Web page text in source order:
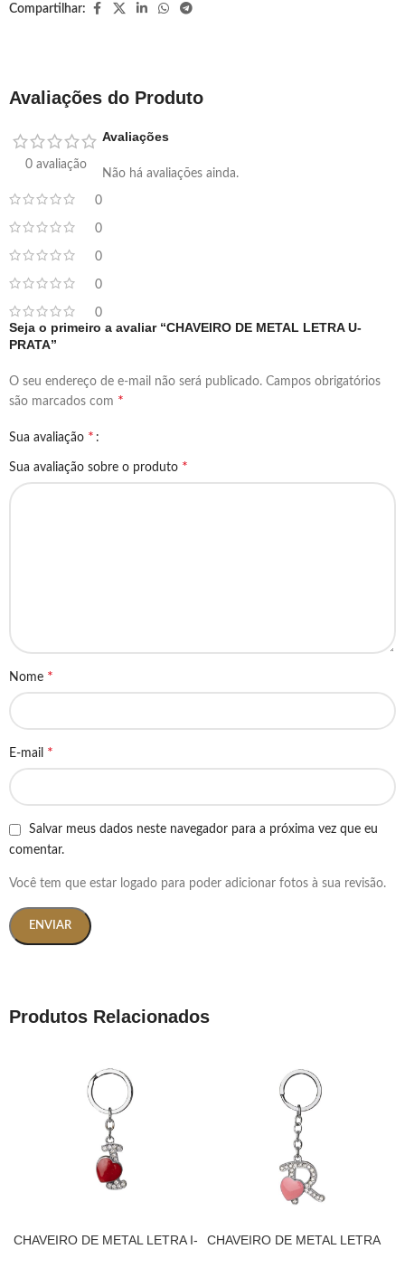
Compartilhar:
Avaliações do Produto
0 avaliação
0
0
0
0
0
Avaliações
Não há avaliações ainda.
Seja o primeiro a avaliar “CHAVEIRO DE METAL LETRA U-
PRATA”
O seu endereço de e-mail não será publicado. Campos obrigatórios
são marcados com *
Sua avaliação *
Sua avaliação sobre o produto *
Nome *
E-mail *
Salvar meus dados neste navegador para a próxima vez que eu
comentar.
Você tem que estar logado para poder adicionar fotos à sua revisão.
Produtos Relacionados
CHAVEIRO DE METAL LETRA I-
CHAVEIRO DE METAL LETRA